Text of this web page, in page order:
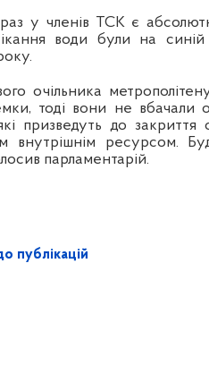
у членів ТСК є
води були на
очільника
тоді вони не
призведуть до закриття
внутрішнім ресурсом.
парламентарій.
публікацій